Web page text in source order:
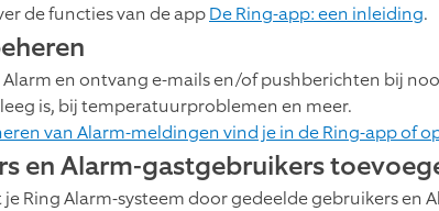
de functies van de appDe Ring-app: een inleiding.
en ontvang e-mails en/of pushberichten bij
is, bij temperatuurproblemen en meer.
van Alarm-meldingen vind je in de Ring-app of
en Alarm-gastgebruikers
Ring Alarm-systeem door gedeelde gebruikers en